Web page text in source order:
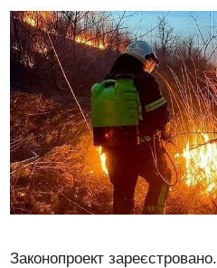
Законопроект зареєстровано.